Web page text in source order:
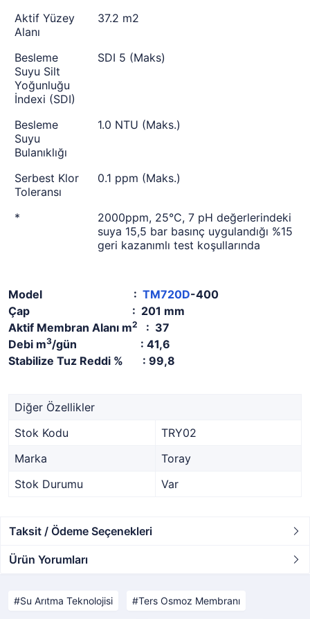
Aktif Yüzey
Alanı
37.2 m2
Besleme
Suyu Silt
Yoğunluğu
İndexi (SDI)
SDI 5 (Maks)
Besleme
Suyu
Bulanıklığı
1.0 NTU (Maks.)
Serbest Klor
Toleransı
0.1 ppm (Maks.)
*
2000ppm, 25°C, 7 pH değerlerindeki
suya 15,5 bar basınç uygulandığı %15
geri kazanımlı test koşullarında
Model : TM720D-400
Çap : 201 mm
Aktif Membran Alanı m2 : 37
Debi m3/gün : 41,6
Stabilize Tuz Reddi % : 99,8
Diğer Özellikler
Stok Kodu
TRY02
Marka
Toray
Stok Durumu
Var
Taksit / Ödeme Seçenekleri
Ürün Yorumları
Su Arıtma Teknolojisi Ters Osmoz Membranı